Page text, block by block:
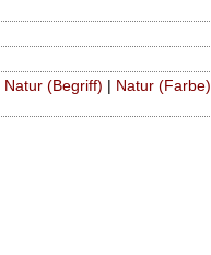
Natur (Begriff) | Natur (Farbe)